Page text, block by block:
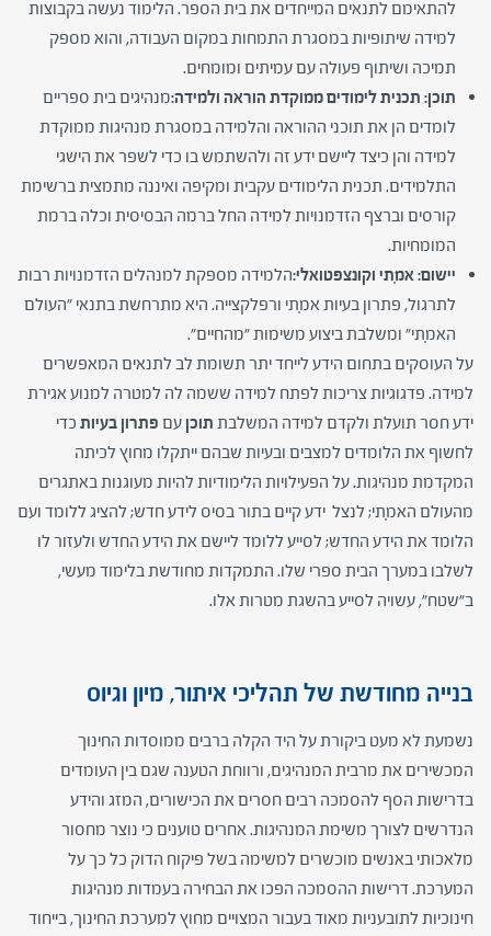
להתאימם לתנאים המייחדים את בית הספר. הלימוד נעשה בקבוצות
למידה שיתופיות במסגרת התמחות במקום העבודה, והוא מספק
תמיכה ושיתוף פעולה עם עמיתים ומומחים.
תוכן: תכנית לימודים ממוקדת הוראה ולמידה:מנהיגים בית ספריים
לומדים הן את תוכני ההוראה והלמידה במסגרת מנהיגות ממוקדת
למידה והן כיצד ליישם ידע זה ולהשתמש בו כדי לשפר את הישגי
התלמידים. תכנית הלימודים עקבית ומקיפה ואיננה מתמצית ברשימת
קורסים וברצף הזדמנויות למידה החל ברמה הבסיסית וכלה ברמת
המומחיות.
יישום: אמִתי וקונצפטואלי:הלמידה מספקת למנהלים הזדמנויות רבות
לתרגול, פתרון בעיות אמִתי ורפלקצייה. היא מתרחשת בתנאי "העולם
האמִתי" ומשלבת ביצוע משימות "מהחיים".
על העוסקים בתחום הידע לייחד יתר תשומת לב לתנאים המאפשרים
למידה. פדגוגיות צריכות לפתח למידה ששמה לה למטרה למנוע אגירת
ידע חסר תועלת ולקדם למידה המשלבת תוכן עם פתרון בעיות כדי
לחשוף את הלומדים למצבים ובעיות שבהם ייתקלו מחוץ לכיתה
המקדמת מנהיגות. על הפעילויות הלימודיות להיות מעוגנות באתגרים
מהעולם האמִתי; לנצל ידע קיים בתור בסיס לידע חדש; להציג ללומד ועם
הלומד את הידע החדש; לסייע ללומד ליישם את הידע החדש ולעזור לו
לשלבו במערך הבית ספרי שלו. התמקדות מחודשת בלימוד מעשי,
ב"שטח", עשויה לסייע בהשגת מטרות אלו.
בנייה מחודשת של תהליכי איתור, מיון וגיוס
נשמעת לא מעט ביקורת על היד הקלה ברבים ממוסדות החינוך
המכשירים את מרבית המנהיגים, ורווחת הטענה שגם בין העומדים
בדרישות הסף להסמכה רבים חסרים את הכישורים, המזג והידע
הנדרשים לצורך משימת המנהיגות. אחרים טוענים כי נוצר מחסור
מלאכותי באנשים מוכשרים למשימה בשל פיקוח הדוק כל כך על
המערכת. דרישות ההסמכה הפכו את הבחירה בעמדות מנהיגות
חינוכיות לתובעניות מאוד בעבור המצויים מחוץ למערכת החינוך, בייחוד